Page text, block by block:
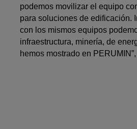
podemos movilizar el equipo
para soluciones de edificación.
con los mismos equipos
infraestructura, minería, de
hemos mostrado en